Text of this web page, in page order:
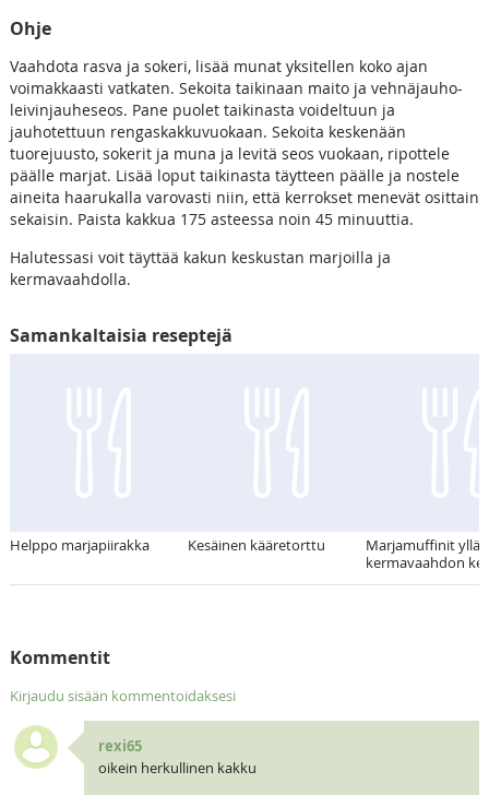
Ohje
Vaahdota rasva ja sokeri, lisää munat yksitellen koko ajan
voimakkaasti vatkaten. Sekoita taikinaan maito ja vehnäjauho-
leivinjauheseos. Pane puolet taikinasta voideltuun ja
jauhotettuun rengaskakkuvuokaan. Sekoita keskenään
tuorejuusto, sokerit ja muna ja levitä seos vuokaan, ripottele
päälle marjat. Lisää loput taikinasta täytteen päälle ja nostele
aineita haarukalla varovasti niin, että kerrokset menevät osittain
sekaisin. Paista kakkua 175 asteessa noin 45 minuuttia.
Halutessasi voit täyttää kakun keskustan marjoilla ja
kermavaahdolla.
Samankaltaisia reseptejä
Helppo marjapiirakka Kesäinen kääretorttu
Marjamuffinit
kermavaahdon
Kommentit
Kirjaudu sisään kommentoidaksesi
rexi65
oikein herkullinen kakku